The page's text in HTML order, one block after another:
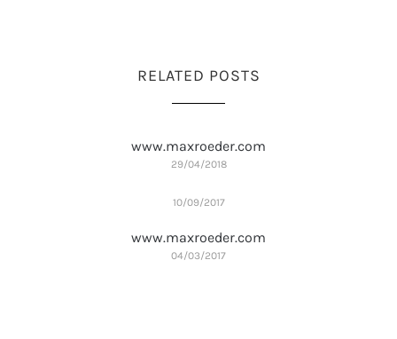
RELATED POSTS
www.maxroeder.com
29/04/2018
10/09/2017
www.maxroeder.com
04/03/2017